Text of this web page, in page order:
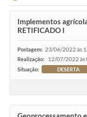
Portal do Servidor
Nota Fiscal Eletrônica NFS-e
Serviços ao Cidadão
IPTU
Arquivos para Download
Implementos
RETIFICADO I
Postagem: 23/06/2022 às
Realização: 12/07/2022 às
Situação: DESERTA